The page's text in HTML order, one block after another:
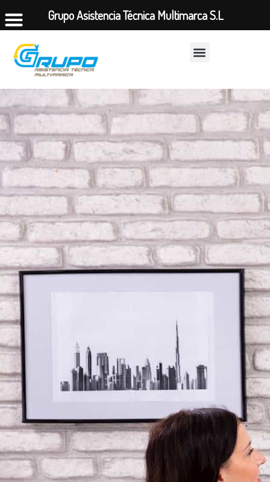
Grupo Asistencia Técnica Multimarca S.L